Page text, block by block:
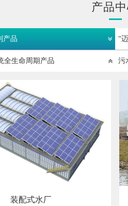
产品
产品 “
全生命周期产品 污
装配式水厂